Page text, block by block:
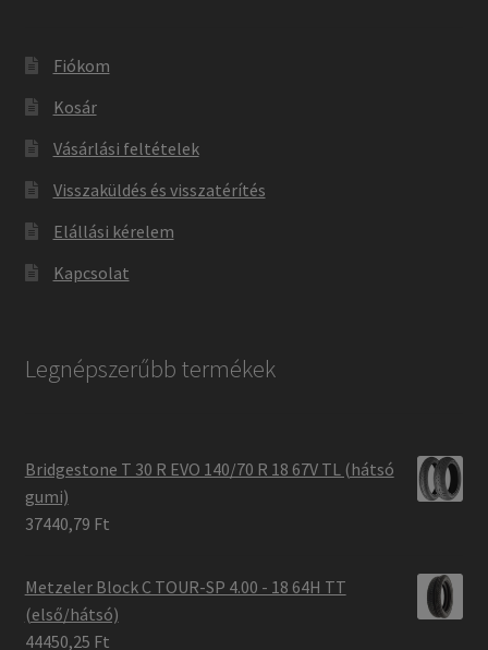
Fiókom
Kosár
Vásárlási feltételek
Visszaküldés és visszatérítés
Elállási kérelem
Kapcsolat
Legnépszerűbb termékek
Bridgestone T 30 R EVO 140/70 R 18 67V TL (hátsó
gumi)
37440,79 Ft
Metzeler Block C TOUR-SP 4.00 - 18 64H TT
(első/hátsó)
44450,25 Ft